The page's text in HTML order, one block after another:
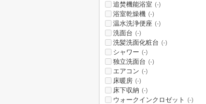
追焚機能浴室 (-)
浴室乾燥機 (-)
温水洗浄便座 (-)
洗面台 (-)
洗髪洗面化粧台 (-)
シャワー (-)
独立洗面台 (-)
エアコン (-)
床暖房 (-)
床下収納 (-)
ウォークインクロゼット (-)